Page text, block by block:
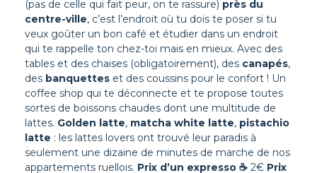
(pas de celle qui fait peur, on te rassure) près du
centre-ville, c’est l’endroit où tu dois te poser si tu
veux goûter un bon café et étudier dans un endroit
qui te rappelle ton chez-toi mais en mieux. Avec des
tables et des chaises (obligatoirement), des canapés,
des banquettes et des coussins pour le confort ! Un
coffee shop qui te déconnecte et te propose toutes
sortes de boissons chaudes dont une multitude de
lattes. Golden latte, matcha white latte, pistachio
latte : les lattes lovers ont trouvé leur paradis à
seulement une dizaine de minutes de marche de nos
appartements ruellois. Prix d’un expresso ☕ 2€ Prix